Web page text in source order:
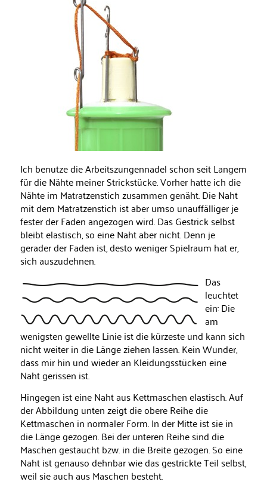
Ich benutze die Arbeitszungennadel schon seit Langem
für die Nähte meiner Strickstücke. Vorher hatte ich die
Nähte im Matratzenstich zusammen genäht. Die Naht
mit dem Matratzenstich ist aber umso unauffälliger je
fester der Faden angezogen wird. Das Gestrick selbst
bleibt elastisch, so eine Naht aber nicht. Denn je
gerader der Faden ist, desto weniger Spielraum hat er,
sich auszudehnen.
Das
leuchtet
ein: Die
am
wenigsten gewellte Linie ist die kürzeste und kann sich
nicht weiter in die Länge ziehen lassen. Kein Wunder,
dass mir hin und wieder an Kleidungsstücken eine
Naht gerissen ist.
Hingegen ist eine Naht aus Kettmaschen elastisch. Auf
der Abbildung unten zeigt die obere Reihe die
Kettmaschen in normaler Form. In der Mitte ist sie in
die Länge gezogen. Bei der unteren Reihe sind die
Maschen gestaucht bzw. in die Breite gezogen. So eine
Naht ist genauso dehnbar wie das gestrickte Teil selbst,
weil sie auch aus Maschen besteht.